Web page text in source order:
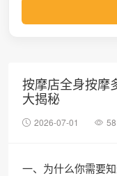
按摩店全身按摩
大揭秘
2026-07-01 58
一、为什么你需要